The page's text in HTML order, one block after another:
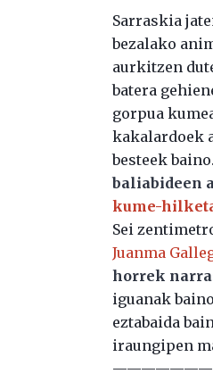
Sarraskia
bezalako
aurkitzen
batera
gorpua
kakalardoek
besteek
baliabideen
kume-
Sei
Juanma
horrek
iguanak
eztabaida
iraungipen